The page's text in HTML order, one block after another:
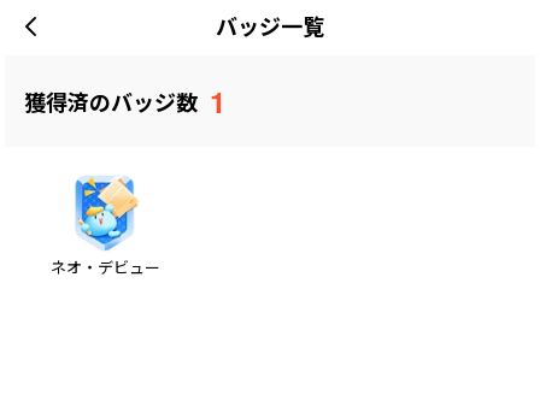
バッジ一覧
獲得済のバッジ数 1
ネオ・デビュー